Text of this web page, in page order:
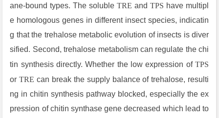
ane-bound types. The solubleTRE andTPS have multipl
e homologous genes in different insect species, indicatin
g that the trehalose metabolic evolution of insects is diver
sified. Second, trehalose metabolism can regulate the chi
tin synthesis directly. Whether the low expression ofTPS
orTRE can break the supply balance of trehalose, resulti
ng in chitin synthesis pathway blocked, especially the ex
pression of chitin synthase gene decreased which lead to